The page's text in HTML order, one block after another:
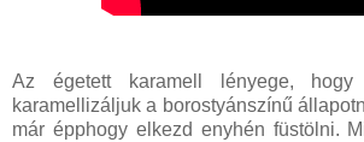
Az égetett karamell lényege,
karamellizáljuk a borostyánszínű
már épphogy elkezd enyhén füstölni.